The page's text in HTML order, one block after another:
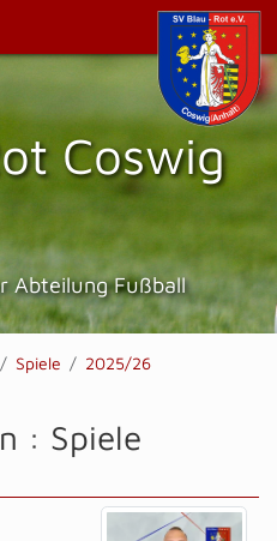
Coswig
Abteilung Fußball
Spiele
2025/26
: Spiele